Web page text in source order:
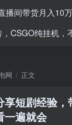
播间带货月入10
纯挂机，不需要玩
网 正文
享短剧经验
一遍就会